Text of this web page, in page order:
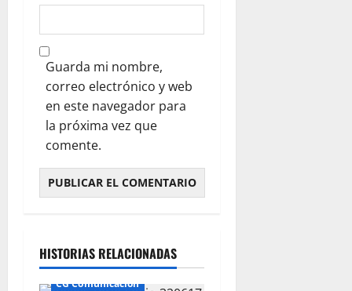
Guarda mi nombre,
correo electrónico y web
en este navegador para
la próxima vez que
comente.
HISTORIAS RELACIONADAS
CG Comunicación